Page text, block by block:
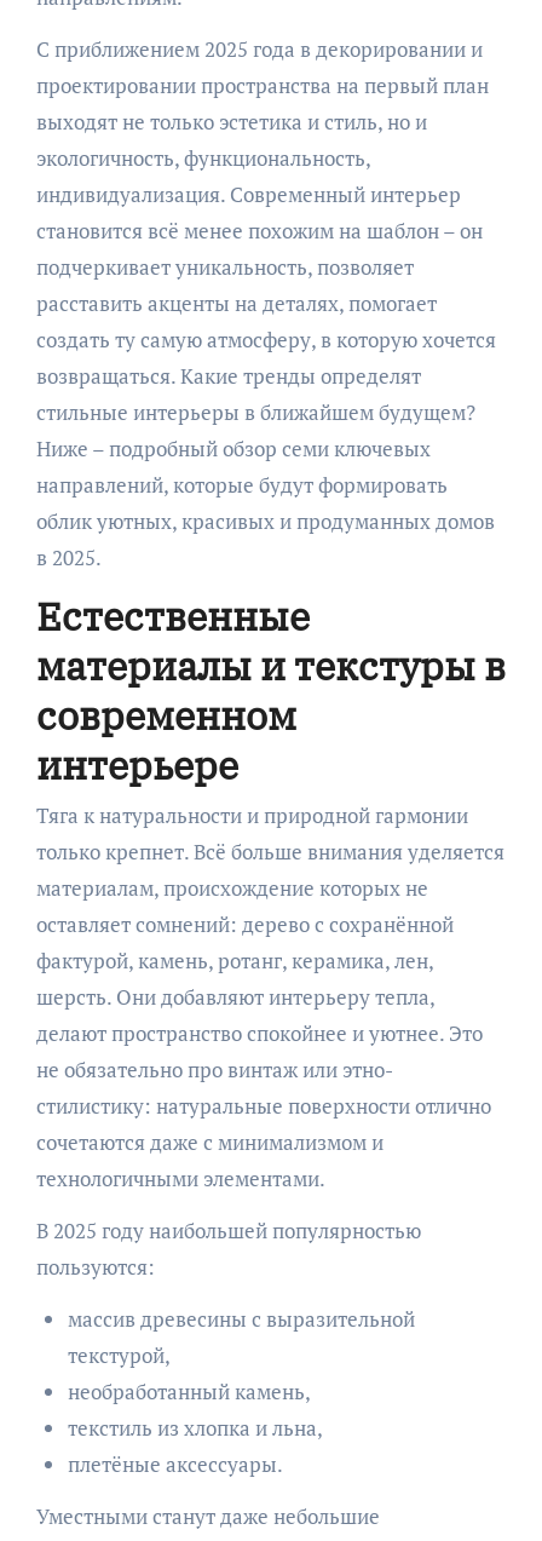
С приближением 2025 года в декорировании и
проектировании пространства на первый план
выходят не только эстетика и стиль, но и
экологичность, функциональность,
индивидуализация. Современный интерьер
становится всё менее похожим на шаблон – он
подчеркивает уникальность, позволяет
расставить акценты на деталях, помогает
создать ту самую атмосферу, в которую хочется
возвращаться. Какие тренды определят
стильные интерьеры в ближайшем будущем?
Ниже – подробный обзор семи ключевых
направлений, которые будут формировать
облик уютных, красивых и продуманных домов
в 2025.
Естественные
материалы и текстуры в
современном
интерьере
Тяга к натуральности и природной гармонии
только крепнет. Всё больше внимания уделяется
материалам, происхождение которых не
оставляет сомнений: дерево с сохранённой
фактурой, камень, ротанг, керамика, лен,
шерсть. Они добавляют интерьеру тепла,
делают пространство спокойнее и уютнее. Это
не обязательно про винтаж или этно-
стилистику: натуральные поверхности отлично
сочетаются даже с минимализмом и
технологичными элементами.
В 2025 году наибольшей популярностью
пользуются:
массив древесины с выразительной
текстурой,
необработанный камень,
текстиль из хлопка и льна,
плетёные аксессуары.
Уместными станут даже небольшие